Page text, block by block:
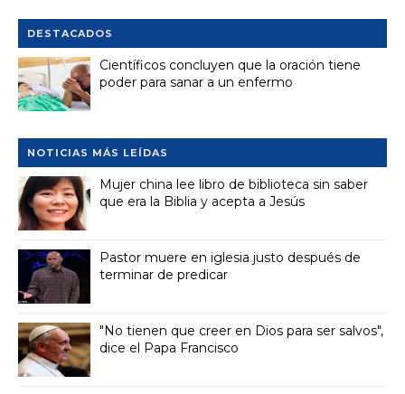
DESTACADOS
Científicos concluyen que la oración tiene
poder para sanar a un enfermo
NOTICIAS MÁS LEÍDAS
Mujer china lee libro de biblioteca sin saber
que era la Biblia y acepta a Jesús
Pastor muere en iglesia justo después de
terminar de predicar
"No tienen que creer en Dios para ser salvos",
dice el Papa Francisco